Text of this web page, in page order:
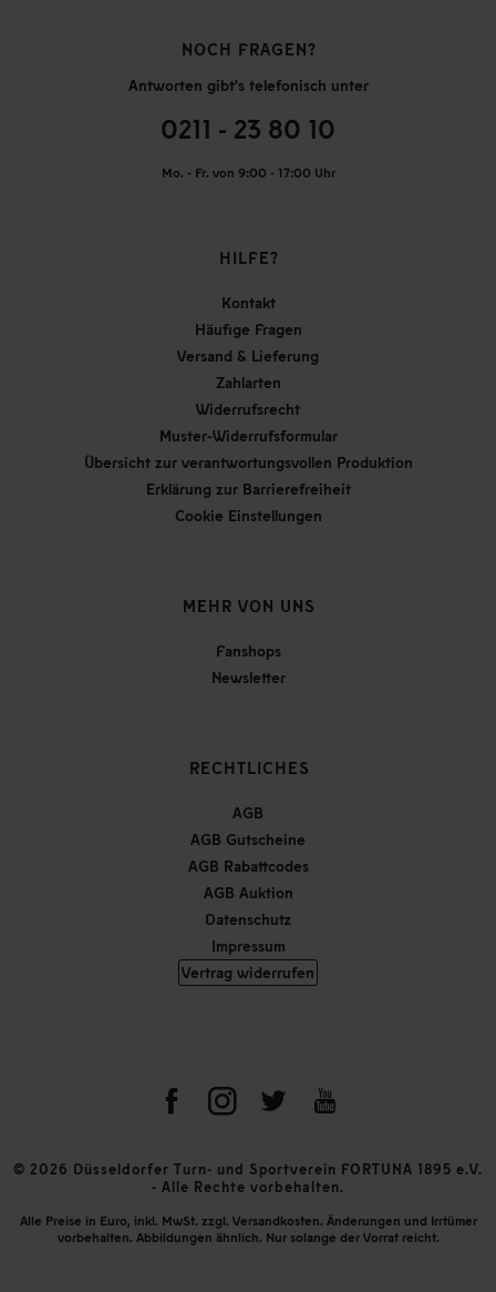
NOCH FRAGEN?
Antworten gibt's telefonisch unter
0211 - 23 80 10
Mo. - Fr. von 9:00 - 17:00 Uhr
HILFE?
Kontakt
Häufige Fragen
Versand & Lieferung
Zahlarten
Widerrufsrecht
Muster-Widerrufsformular
Übersicht zur verantwortungsvollen Produktion
Erklärung zur Barrierefreiheit
Cookie Einstellungen
MEHR VON UNS
Fanshops
Newsletter
RECHTLICHES
AGB
AGB Gutscheine
AGB Rabattcodes
AGB Auktion
Datenschutz
Impressum
Vertrag widerrufen
© 2026 Düsseldorfer Turn- und Sportverein FORTUNA 1895 e.V.
- Alle Rechte vorbehalten.
Alle Preise in Euro, inkl. MwSt. zzgl. Versandkosten. Änderungen und Irrtümer
vorbehalten. Abbildungen ähnlich. Nur solange der Vorrat reicht.